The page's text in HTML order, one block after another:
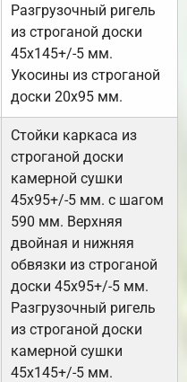
Разгрузочный ригель
из строганой доски
45х145+/-5 мм.
Укосины из строганой
доски 20х95 мм.
Стойки каркаса из
строганой доски
камерной сушки
45х95+/-5 мм. с шагом
590 мм. Верхняя
двойная и нижняя
обвязки из строганой
доски 45х95+/-5 мм.
Разгрузочный ригель
из строганой доски
камерной сушки
45х145+/-5 мм.